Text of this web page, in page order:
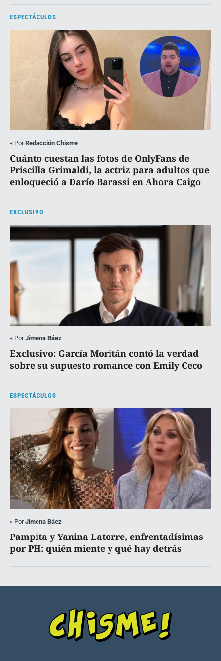
ESPECTÁCULOS
« PorRedacción Chisme
Cuánto cuestan las fotos de OnlyFans de
Priscilla Grimaldi, la actriz para adultos que
enloqueció a Darío Barassi en Ahora Caigo
EXCLUSIVO
« PorJimena Báez
Exclusivo: García Moritán contó la verdad
sobre su supuesto romance con Emily Ceco
ESPECTÁCULOS
« PorJimena Báez
Pampita y Yanina Latorre, enfrentadísimas
por PH: quién miente y qué hay detrás